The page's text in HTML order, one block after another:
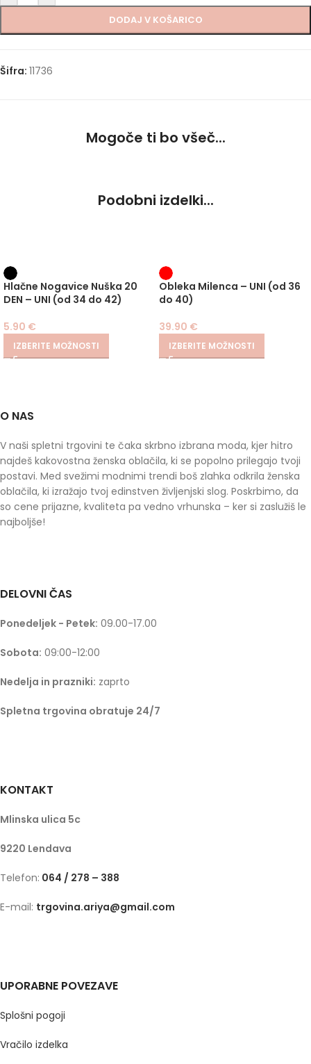
DODAJ V KOŠARICO
Šifra: 11736
Mogoče ti bo všeč...
Podobni izdelki...
Hlačne Nogavice Nuška 20
DEN – UNI (od 34 do 42)
5.90 €
IZBERITE MOŽNOSTI
Obleka Milenca – UNI (od 36
do 40)
39.90 €
IZBERITE MOŽNOSTI
O NAS
V naši spletni trgovini te čaka skrbno izbrana moda, kjer hitro
najdeš kakovostna ženska oblačila, ki se popolno prilegajo tvoji
postavi. Med svežimi modnimi trendi boš zlahka odkrila ženska
oblačila, ki izražajo tvoj edinstven življenjski slog. Poskrbimo, da
so cene prijazne, kvaliteta pa vedno vrhunska – ker si zaslužiš le
najboljše!
DELOVNI ČAS
Ponedeljek - Petek: 09.00-17.00
Sobota: 09:00-12:00
Nedelja in prazniki: zaprto
Spletna trgovina obratuje 24/7
KONTAKT
Mlinska ulica 5c
9220 Lendava
Telefon: 064 / 278 – 388
E-mail: trgovina.ariya@gmail.com
UPORABNE POVEZAVE
Splošni pogoji
Vračilo izdelka